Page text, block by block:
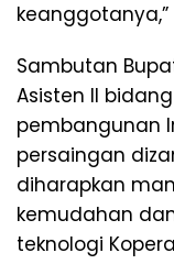
Sambutan
Asisten II
pembangunan
persaingan
diharapkan
kemudahan
teknologi